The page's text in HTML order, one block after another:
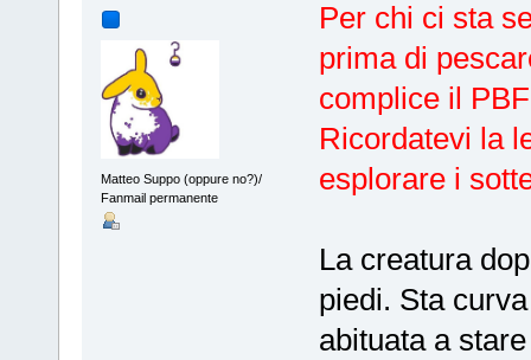
Matteo Suppo (oppure no?)/
Fanmail permanente
Per chi ci sta
prima di
complice il
Ricordatevi la
esplorare i
La creatura
piedi. Sta
abituata a